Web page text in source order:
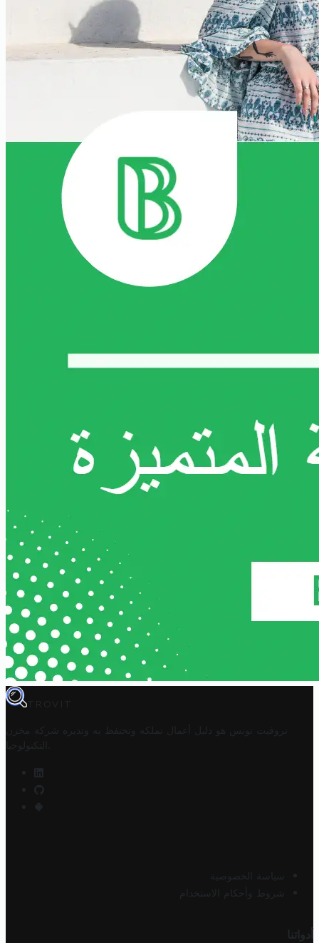
TROVIT
تروفيت تونس هو دليل أعمال تملكه وتحتفظ به وتديره
شركة مخزن
التكنولوجيا
سياسة الخصوصية
شروط وأحكام الاستخدام
أدواتنا